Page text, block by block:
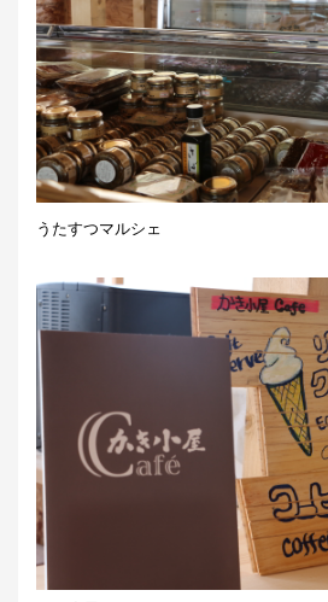
うたすつマルシェ